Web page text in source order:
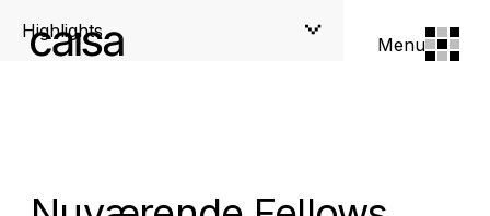
Highlights
Menu